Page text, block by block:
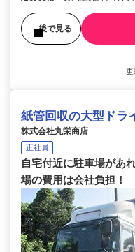
後で見る
紙管回収の大型ドラ
株式会社丸栄商店
正社員
自宅付近に駐車場があ
場の費用は会社負担！